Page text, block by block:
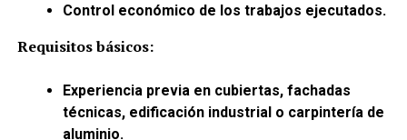
Control económico de los trabajos ejecutados.
Requisitos básicos:
Experiencia previa en cubiertas, fachadas
técnicas, edificación industrial o carpintería de
aluminio.